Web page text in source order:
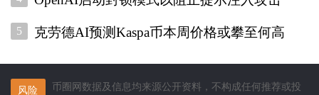
5 克劳德AI预测Kaspa币本周价格或攀至何高
风险 币圈网数据及信息均来源公开资料，不构成任何推荐或投